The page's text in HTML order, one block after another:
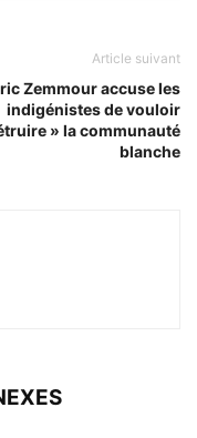
Article suivant
Zemmour accuse les
indigénistes de vouloir
» la communauté
blanche